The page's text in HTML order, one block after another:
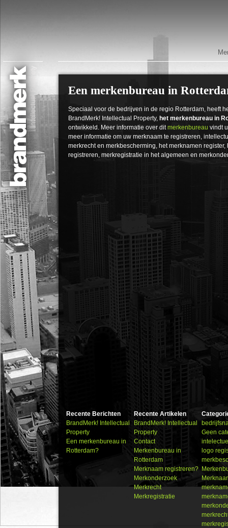
Een merkenbureau in
Speciaal voor de bedrijven in de regio Rotterdam, heeft
BrandMerk! Intellectual Property, het merkenbureau in
ontwikkeld. Meer informatie over ditmerkenbureau vindt
meer informatie om uw merknaam te registreren,
merkrecht en merkbescherming, het merknamen register,
registreren, merkregistratie in het algemeen en
Recente Berichten
BrandMerk! Intellectual
Property
Een merkenbureau in
Rotterdam?
Recente Artikelen
BrandMerk! Intellectual
Property
Contact
Merkenbureau in
Rotterdam
Merknaam registreren?
Merkonderzoek
Merkrecht
Merkregistratie
Geen
logo